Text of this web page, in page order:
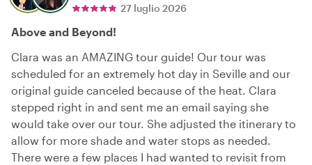
27 luglio 2026
Above and Beyond!
Clara was an AMAZING tour guide! Our tour was
scheduled for an extremely hot day in Seville and our
original guide canceled because of the heat. Clara
stepped right in and sent me an email saying she
would take over our tour. She adjusted the itinerary to
allow for more shade and water stops as needed.
There were a few places I had wanted to revisit from